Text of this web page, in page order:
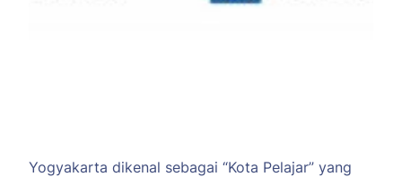
Yogyakarta dikenal sebagai “Kota Pelajar” yang